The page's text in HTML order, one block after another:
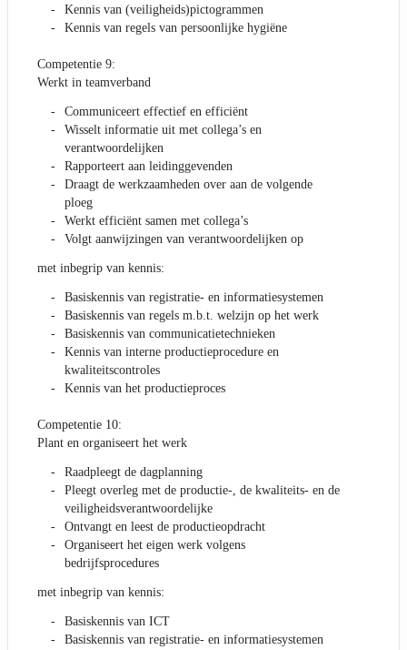
Kennis van (veiligheids)pictogrammen
Kennis van regels van persoonlijke hygiëne
Competentie 9:
Werkt in teamverband
Communiceert effectief en efficiënt
Wisselt informatie uit met collega’s en
verantwoordelijken
Rapporteert aan leidinggevenden
Draagt de werkzaamheden over aan de volgende
ploeg
Werkt efficiënt samen met collega’s
Volgt aanwijzingen van verantwoordelijken op
met inbegrip van kennis:
Basiskennis van registratie- en informatiesystemen
Basiskennis van regels m.b.t. welzijn op het werk
Basiskennis van communicatietechnieken
Kennis van interne productieprocedure en
kwaliteitscontroles
Kennis van het productieproces
Competentie 10:
Plant en organiseert het werk
Raadpleegt de dagplanning
Pleegt overleg met de productie-, de kwaliteits- en de
veiligheidsverantwoordelijke
Ontvangt en leest de productieopdracht
Organiseert het eigen werk volgens
bedrijfsprocedures
met inbegrip van kennis:
Basiskennis van ICT
Basiskennis van registratie- en informatiesystemen